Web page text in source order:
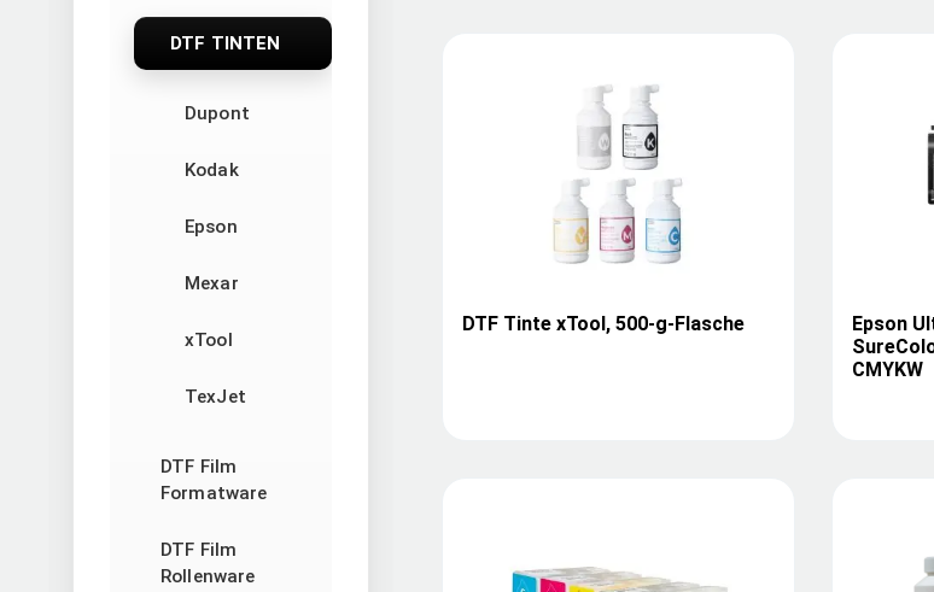
DTF TINTEN
Dupont
Kodak
Epson
Mexar
xTool
TexJet
DTF Film
Formatware
DTF Film
Rollenware
DTF Tinte xTool, 500-g-Flasche
Epson
CMYKW